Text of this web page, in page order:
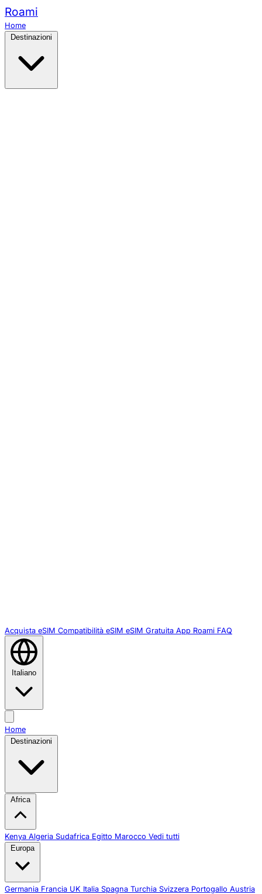
Roami
Home
Destinazioni
Acquista eSIM Compatibilità eSIM eSIM Gratuita App Roami FAQ
Italiano
Home
Destinazioni
Africa
Kenya Algeria Sudafrica Egitto Marocco Vedi tutti
Europa
Germania Francia UK Italia Spagna Turchia Svizzera Portogallo Austria